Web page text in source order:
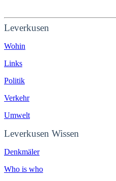
Leverkusen
Wohin
Links
Politik
Verkehr
Umwelt
Leverkusen Wissen
Denkmäler
Who is who